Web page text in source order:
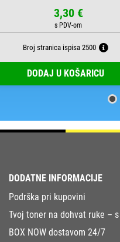
3,30 €
Broj stranica ispisa 2500
DODAJ U KOŠARICU
DODATNE INFORMACIJE
Podrška pri kupovini
Tvoj toner na dohvat ruke – s
BOX NOW dostavom 24/7